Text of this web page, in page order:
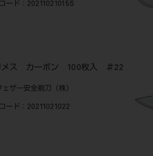
ード ：20211021015S
メス カーボン 100枚入 ＃22
ェザー安全剃刀（株）
ード ：20211021022